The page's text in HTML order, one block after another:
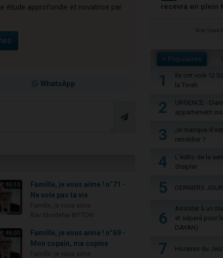
étude approfondie et novatrice par
WhatsApp
40:10
Famille, je vous aime ! n°71 -
Ne vole pas ta vie
46:00
Famille, je vous aime ! n°69 -
Mon copain, ma copine
recevra en plein
Voir tous
+ Populaires
1
Ils ont volé 12
la Torah
2
URGENCE -
appartement
3
Je manque
remédier ?
4
L'édito de la
Steipler
5 DERNIERS
6
Assister à un
et séparé pour
DAYAN)
7 Horaires du